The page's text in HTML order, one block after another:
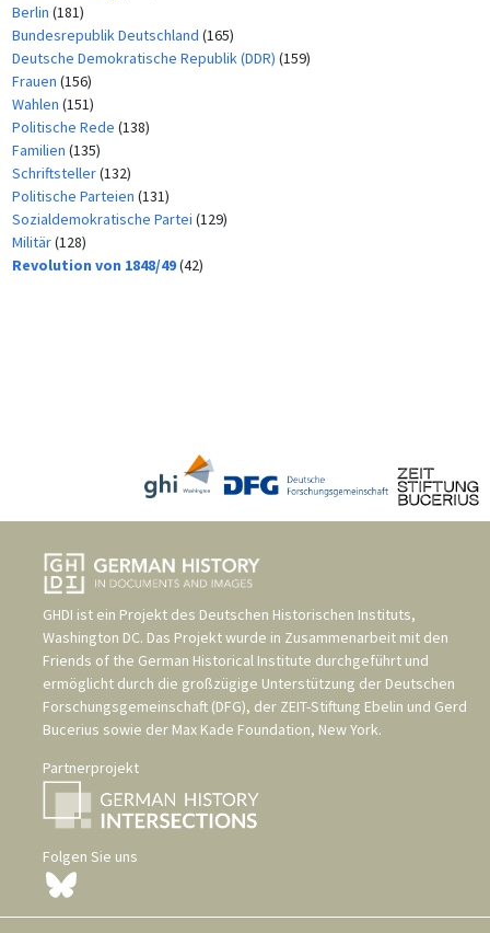
Berlin (181)
Bundesrepublik Deutschland (165)
Deutsche Demokratische Republik (DDR) (159)
Frauen (156)
Wahlen (151)
Politische Rede (138)
Familien (135)
Schriftsteller(132)
Politische Parteien (131)
Sozialdemokratische Partei (129)
Militär(128)
Revolution von 1848/49(42)
GHDI ist ein Projekt des Deutschen Historischen Instituts,
Washington DC. Das Projekt wurde in Zusammenarbeit mit den
Friends of the German Historical Institute durchgeführt und
ermöglicht durch die großzügige Unterstützung der Deutschen
Forschungsgemeinschaft (DFG), der ZEIT-Stiftung Ebelin und Gerd
Bucerius sowie der Max Kade Foundation, New York.
Partnerprojekt
Folgen Sie uns